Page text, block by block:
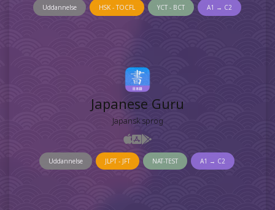
Uddannelse HSK - TOCFL YCT - BCT A1 → C2
Japanese Guru
Japansk sprog
Uddannelse JLPT - JFT NAT-TEST A1 → C2